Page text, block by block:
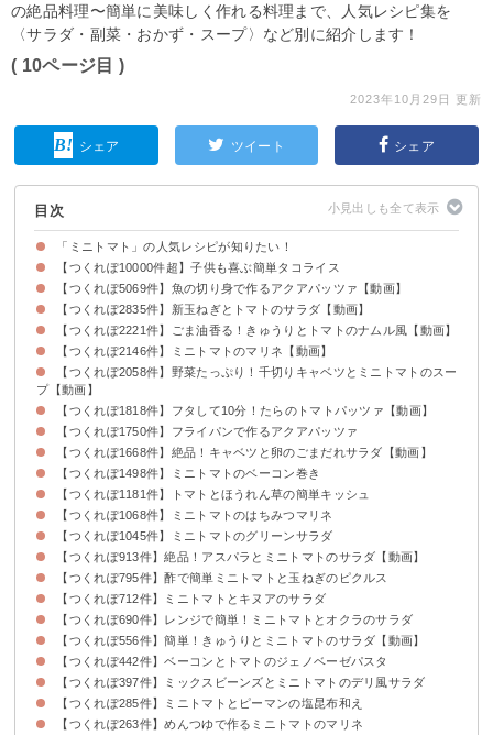
の絶品料理〜簡単に美味しく作れる料理まで、人気レシピ集を
〈サラダ・副菜・おかず・スープ〉など別に紹介します！
( 10ページ目 )
2023年10月29日 更新
シェア ツイート シェア
目次
「ミニトマト」の人気レシピが知りたい！
【つくれぽ10000件超】子供も喜ぶ簡単タコライス
【つくれぽ5069件】魚の切り身で作るアクアパッツァ【動画】
【つくれぽ2835件】新玉ねぎとトマトのサラダ【動画】
【つくれぽ2221件】ごま油香る！きゅうりとトマトのナムル風【動画】
【つくれぽ2146件】ミニトマトのマリネ【動画】
【つくれぽ2058件】野菜たっぷり！千切りキャベツとミニトマトのスー
プ【動画】
【つくれぽ1818件】フタして10分！たらのトマトパッツァ【動画】
【つくれぽ1750件】フライパンで作るアクアパッツァ
【つくれぽ1668件】絶品！キャベツと卵のごまだれサラダ【動画】
【つくれぽ1498件】ミニトマトのベーコン巻き
【つくれぽ1181件】トマトとほうれん草の簡単キッシュ
【つくれぽ1068件】ミニトマトのはちみつマリネ
【つくれぽ1045件】ミニトマトのグリーンサラダ
【つくれぽ913件】絶品！アスパラとミニトマトのサラダ【動画】
【つくれぽ795件】酢で簡単ミニトマトと玉ねぎのピクルス
【つくれぽ712件】ミニトマトとキヌアのサラダ
【つくれぽ690件】レンジで簡単！ミニトマトとオクラのサラダ
【つくれぽ556件】簡単！きゅうりとミニトマトのサラダ【動画】
【つくれぽ442件】ベーコンとトマトのジェノベーゼパスタ
【つくれぽ397件】ミックスビーンズとミニトマトのデリ風サラダ
【つくれぽ285件】ミニトマトとピーマンの塩昆布和え
【つくれぽ263件】めんつゆで作るミニトマトのマリネ